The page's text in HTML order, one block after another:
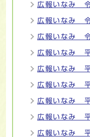
広報いなみ
広報いなみ
広報いなみ
広報いなみ
広報いなみ
広報いなみ
広報いなみ
広報いなみ
広報いなみ